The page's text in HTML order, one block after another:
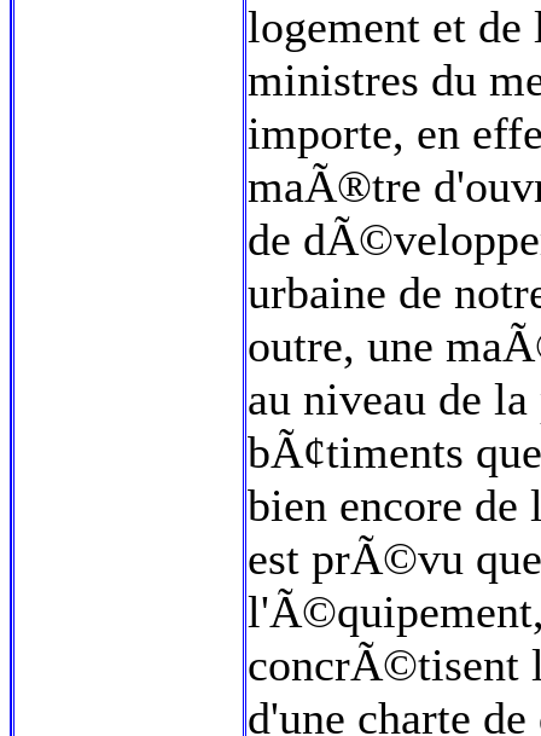
logement et
ministres du
importe, en
maÃ®tre
de
urbaine de
outre, une
au niveau de
bÃ¢timents
bien encore
est prÃ©vu
concrÃ©tisent
d'une charte